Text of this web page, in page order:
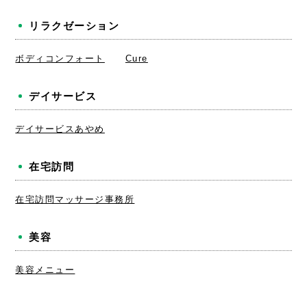
リラクゼーション
ボディコンフォート Cure
デイサービス
デイサービスあやめ
在宅訪問
在宅訪問マッサージ事務所
美容
美容メニュー